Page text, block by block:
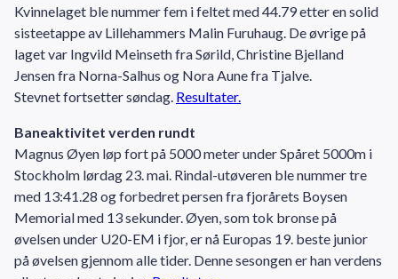
Kvinnelaget ble nummer fem i feltet med 44.79 etter en solid
sisteetappe av Lillehammers Malin Furuhaug. De øvrige på
laget var Ingvild Meinseth fra Sørild, Christine Bjelland
Jensen fra Norna-Salhus og Nora Aune fra Tjalve.
Stevnet fortsetter søndag. Resultater.
Baneaktivitet verden rundt
Magnus Øyen løp fort på 5000 meter under Spåret 5000m i
Stockholm lørdag 23. mai. Rindal-utøveren ble nummer tre
med 13:41.28 og forbedret persen fra fjorårets Boysen
Memorial med 13 sekunder. Øyen, som tok bronse på
øvelsen under U20-EM i fjor, er nå Europas 19. beste junior
på øvelsen gjennom alle tider. Denne sesongen er han verdens